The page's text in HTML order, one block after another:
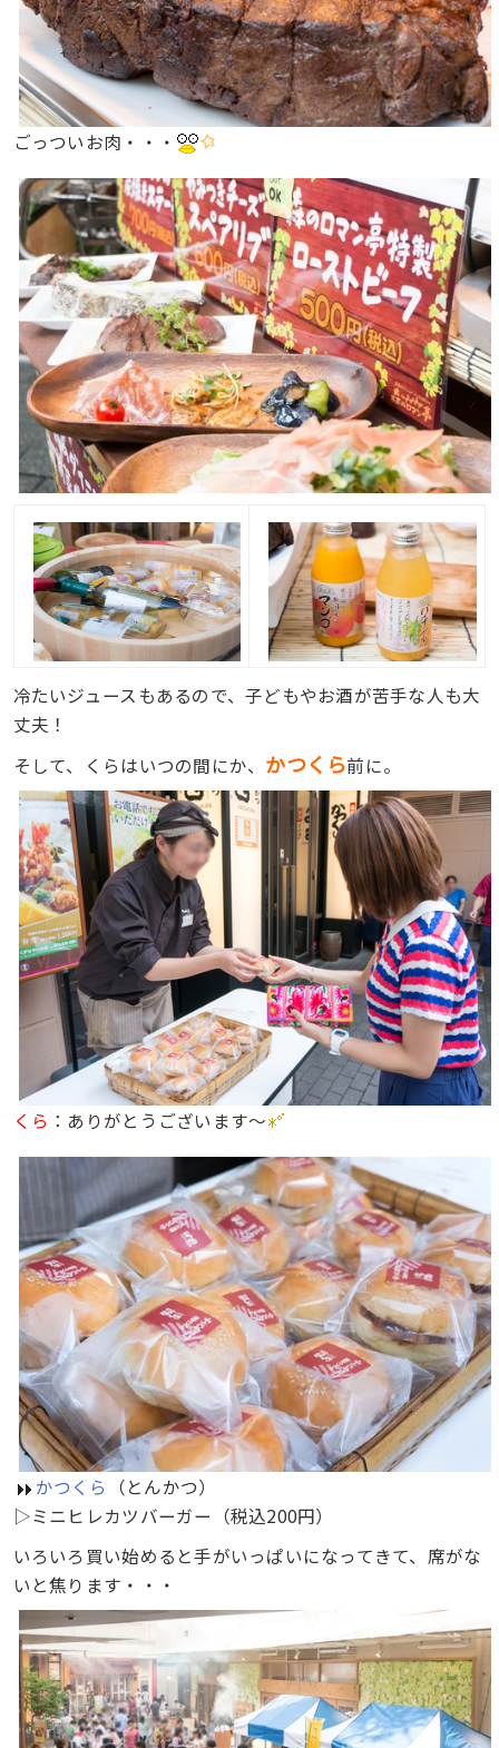
ごっついお肉・・・
冷たいジュースもあるので、子どもやお酒が苦手な人も大
丈夫！
そして、くらはいつの間にか、 かつくら前に。
くら ：ありがとうございます〜
かつくら
（とんかつ）
▷ミニヒレカツバーガー（税込200円）
いろいろ買い始めると手がいっぱいになってきて、席がな
いと焦ります・・・